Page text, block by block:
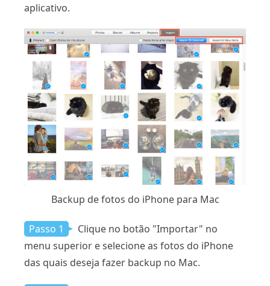
aplicativo.
Backup de fotos do iPhone para Mac
Passo 1
Clique no botão "Importar" no
menu superior e selecione as fotos do iPhone
das quais deseja fazer backup no Mac.